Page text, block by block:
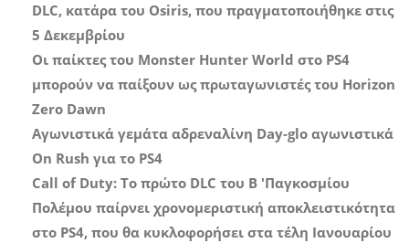
DLC, κατάρα του Osiris, που πραγματοποιήθηκε στις
5 Δεκεμβρίου
Οι παίκτες του Monster Hunter World στο PS4
μπορούν να παίξουν ως πρωταγωνιστές του Horizon
Zero Dawn
Αγωνιστικά γεμάτα αδρεναλίνη Day-glo αγωνιστικά
On Rush για το PS4
Call of Duty: Το πρώτο DLC του Β 'Παγκοσμίου
Πολέμου παίρνει χρονομεριστική αποκλειστικότητα
στο PS4, που θα κυκλοφορήσει στα τέλη Ιανουαρίου